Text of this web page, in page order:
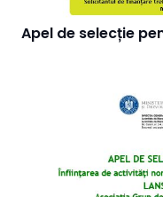
Apel de selecție